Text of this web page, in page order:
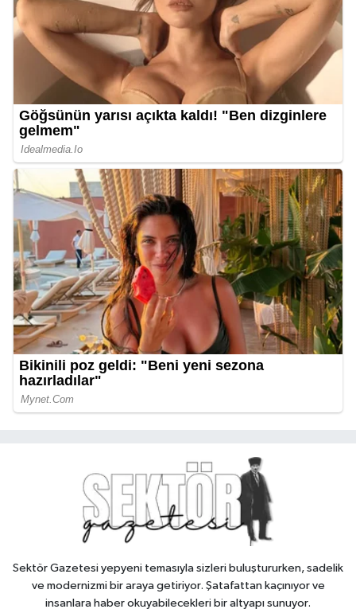
Sektör Gazetesi yepyeni temasıyla sizleri buluştururken, sadelik
ve modernizmi bir araya getiriyor. Şatafattan kaçınıyor ve
insanlara haber okuyabilecekleri bir altyapı sunuyor.